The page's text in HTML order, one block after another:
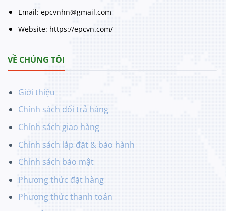
Email: epcvnhn@gmail.com
Website: https://epcvn.com/
VỀ CHÚNG TÔI
Giới thiệu
Chính sách đổi trả hàng
Chính sách giao hàng
Chính sách lắp đặt & bảo hành
Chính sách bảo mật
Phương thức đặt hàng
Phương thức thanh toán